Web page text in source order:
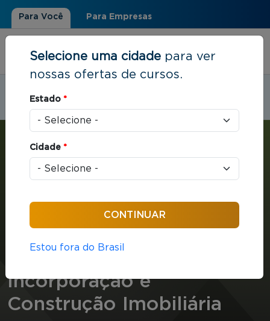
Para Você Para Empresas
Estudar em:Niterói, RJ
Você está aqui
MBA em Gestão: Incorporação e Construção Imobiliária
Incorporação e
Construção Imobiliária
Selecione uma cidade para ver
nossas ofertas de cursos.
Estado *
Cidade *
Estou fora do Brasil